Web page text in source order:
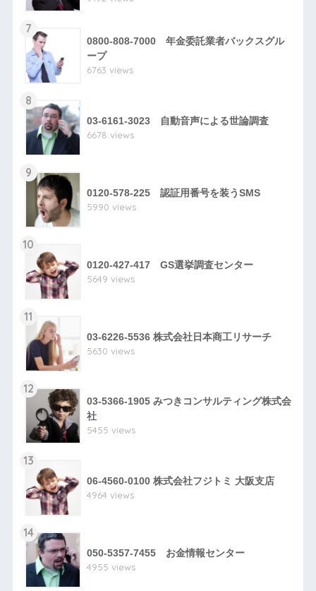
7
0800-808-7000 年金委託業者バックスグル
ープ
6763 views
8
03-6161-3023 自動音声による世論調査
6678 views
9
0120-578-225 認証用番号を装うSMS
5990 views
10
0120-427-417 GS選挙調査センター
5649 views
11
03-6226-5536 株式会社日本商工リサーチ
5630 views
12
03-5366-1905 みつきコンサルティング株式会
社
5455 views
13
06-4560-0100 株式会社フジトミ 大阪支店
4964 views
14
050-5357-7455 お金情報センター
4955 views